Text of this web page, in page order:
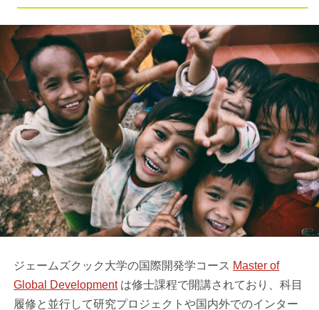
ジェームズクック大学の国際開発学コース Master of
Global Developmentは修士課程で開講されており、科目
履修と並行して研究プロジェクトや国内外でのインター